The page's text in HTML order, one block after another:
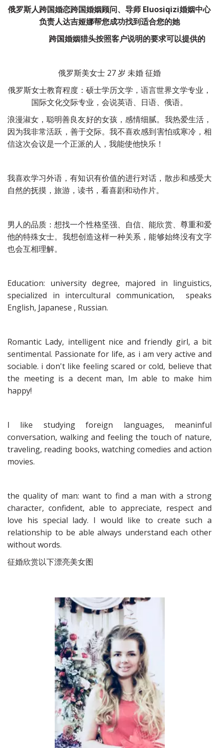
俄罗斯人跨国婚恋跨国婚姻顾问、导师 Eluosiqizi婚姻中心
负责人达吉娅娜帮您成功找到适合您的她
跨国婚姻猎头按照客户说明的要求可以提供的
俄罗斯美女士 27 岁 未婚 征婚
俄罗斯女士教育程度：硕士学历文学，语言世界文学专业，
国际文化交际专业，会说英语、日语、俄语。
浪漫淑女，聪明善良友好的女孩，感情细腻。我热爱生活，
因为我非常活跃，善于交际。我不喜欢感到害怕或寒冷，相
信这次会议是一个正派的人，我能使他快乐！
我喜欢学习外语，有知识有价值的进行对话，散步和感受大
自然的抚摸，旅游，读书，看喜剧和动作片。
男人的品质：想找一个性格坚强、自信、能欣赏、尊重和爱
他的特殊女士。我想创造这样一种关系，能够始终没有文字
也会互相理解。
Education: university degree, majored in linguistics,
specialized in intercultural communication, speaks
English, Japanese , Russian.
Romantic Lady, intelligent nice and friendly girl, a bit
sentimental. Passionate for life, as i am very active and
sociable. i don't like feeling scared or cold, believe that
the meeting is a decent man, Im able to make him
happy!
I like studying foreign languages, meaninful
conversation, walking and feeling the touch of nature,
traveling, reading books, watching comedies and action
movies.
the quality of man: want to find a man with a strong
character, confident, able to appreciate, respect and
love his special lady. I would like to create such a
relationship to be able always understand each other
without words.
征婚欣赏以下漂亮美女图